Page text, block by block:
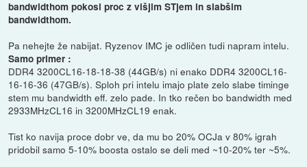
bandwidthom pokosi proc z višjim STjem in slabšim
bandwidthom.
Pa nehejte že nabijat. Ryzenov IMC je odličen tudi napram intelu.
Samo primer :
DDR4 3200CL16-18-18-38 (44GB/s) ni enako DDR4 3200CL16-
16-16-36 (47GB/s). Sploh pri intelu imajo plate zelo slabe timinge
stem mu bandwidth eff. zelo pade. In tko rečen bo bandwidth med
2933MHzCL16 in 3200MHzCL19 enak.
Tist ko navija proce dobr ve, da mu bo 20% OCJa v 80% igrah
pridobil samo 5-10% boosta ostalo se deli med ~10-20% ter ~5%.